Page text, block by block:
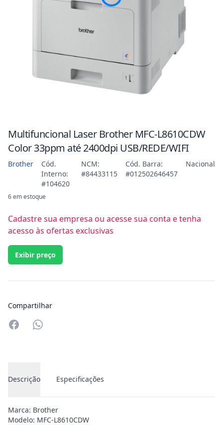
Multifuncional Laser Brother MFC-L8610CDW
Color 33ppm até 2400dpi USB/REDE/WIFI
Brother
Cód.
Interno:
#104620
NCM:
#84433115
Cód. Barra:
#012502646457
Nacional
6 em estoque
Cadastre sua empresa ou acesse sua conta e tenha
acesso às ofertas exclusivas
Exibir preço
Compartilhar
Compartilhar no Whatsapp
Descrição Especificações
Marca: Brother
Modelo: MFC-L8610CDW